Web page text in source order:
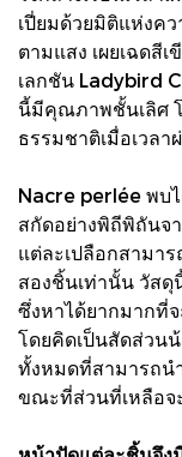
เปี่ยมด้วยมิติแห่งค
ตามแสง เผยเฉดสี
เลกชัน Ladybird
นี้มีคุณภาพชั้นเลิศ โ
ธรรมชาติเมื่อเวลา
Nacre perlée พบ
สกัดอย่างพิถีพิถันจ
แต่ละเปลือกสามา
สองชิ้นเท่านั้น วัสดุ
ซึ่งหาได้ยากมากที่
โดยคิดเป็นสัดส่วน
ทั้งหมดที่สามารถน
ขณะที่ส่วนที่เหลือจ